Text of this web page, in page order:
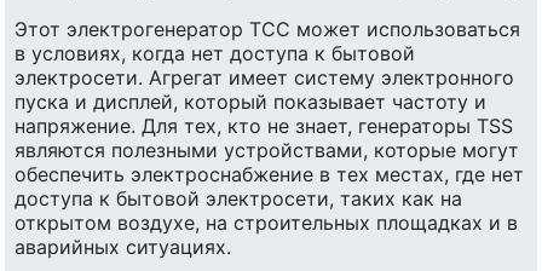
Этот электрогенератор ТСС может использоваться
в условиях, когда нет доступа к бытовой
электросети. Агрегат имеет систему электронного
пуска и дисплей, который показывает частоту и
напряжение. Для тех, кто не знает, генераторы TSS
являются полезными устройствами, которые могут
обеспечить электроснабжение в тех местах, где нет
доступа к бытовой электросети, таких как на
открытом воздухе, на строительных площадках и в
аварийных ситуациях.